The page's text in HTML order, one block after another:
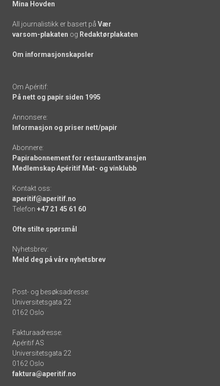
Mina Hovden
All journalistikk er basert på Vær
varsom-plakaten og Redaktørplakaten
Om informasjonskapsler
Om Apéritif:
På nett og papir siden 1995
Annonsere:
Informasjon og priser nett/papir
Abonnere:
Papirabonnement for restaurantbransjen
Medlemskap Apéritif Mat- og vinklubb
Kontakt oss:
aperitif@aperitif.no
Telefon +47 21 45 61 60
Ofte stilte spørsmål
Nyhetsbrev:
Meld deg på våre nyhetsbrev
Post- og besøksadresse:
Universitetsgata 22
0162 Oslo
Fakturaadresse:
Apéritif AS
Universitetsgata 22
0162 Oslo
faktura@aperitif.no